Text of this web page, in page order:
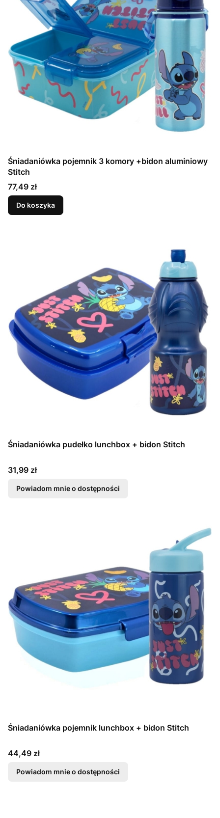
Śniadaniówka pojemnik 3 komory +bidon aluminiowy
Stitch
Cena
77,49 zł
Do koszyka
Śniadaniówka pudełko lunchbox + bidon Stitch
Cena
31,99 zł
Powiadom mnie o dostępności
Śniadaniówka pojemnik lunchbox + bidon Stitch
Cena
44,49 zł
Powiadom mnie o dostępności